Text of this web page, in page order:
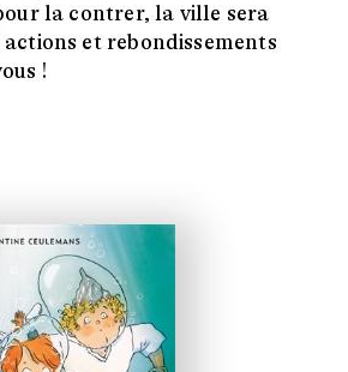
la contrer, la ville sera
et rebondissements
!